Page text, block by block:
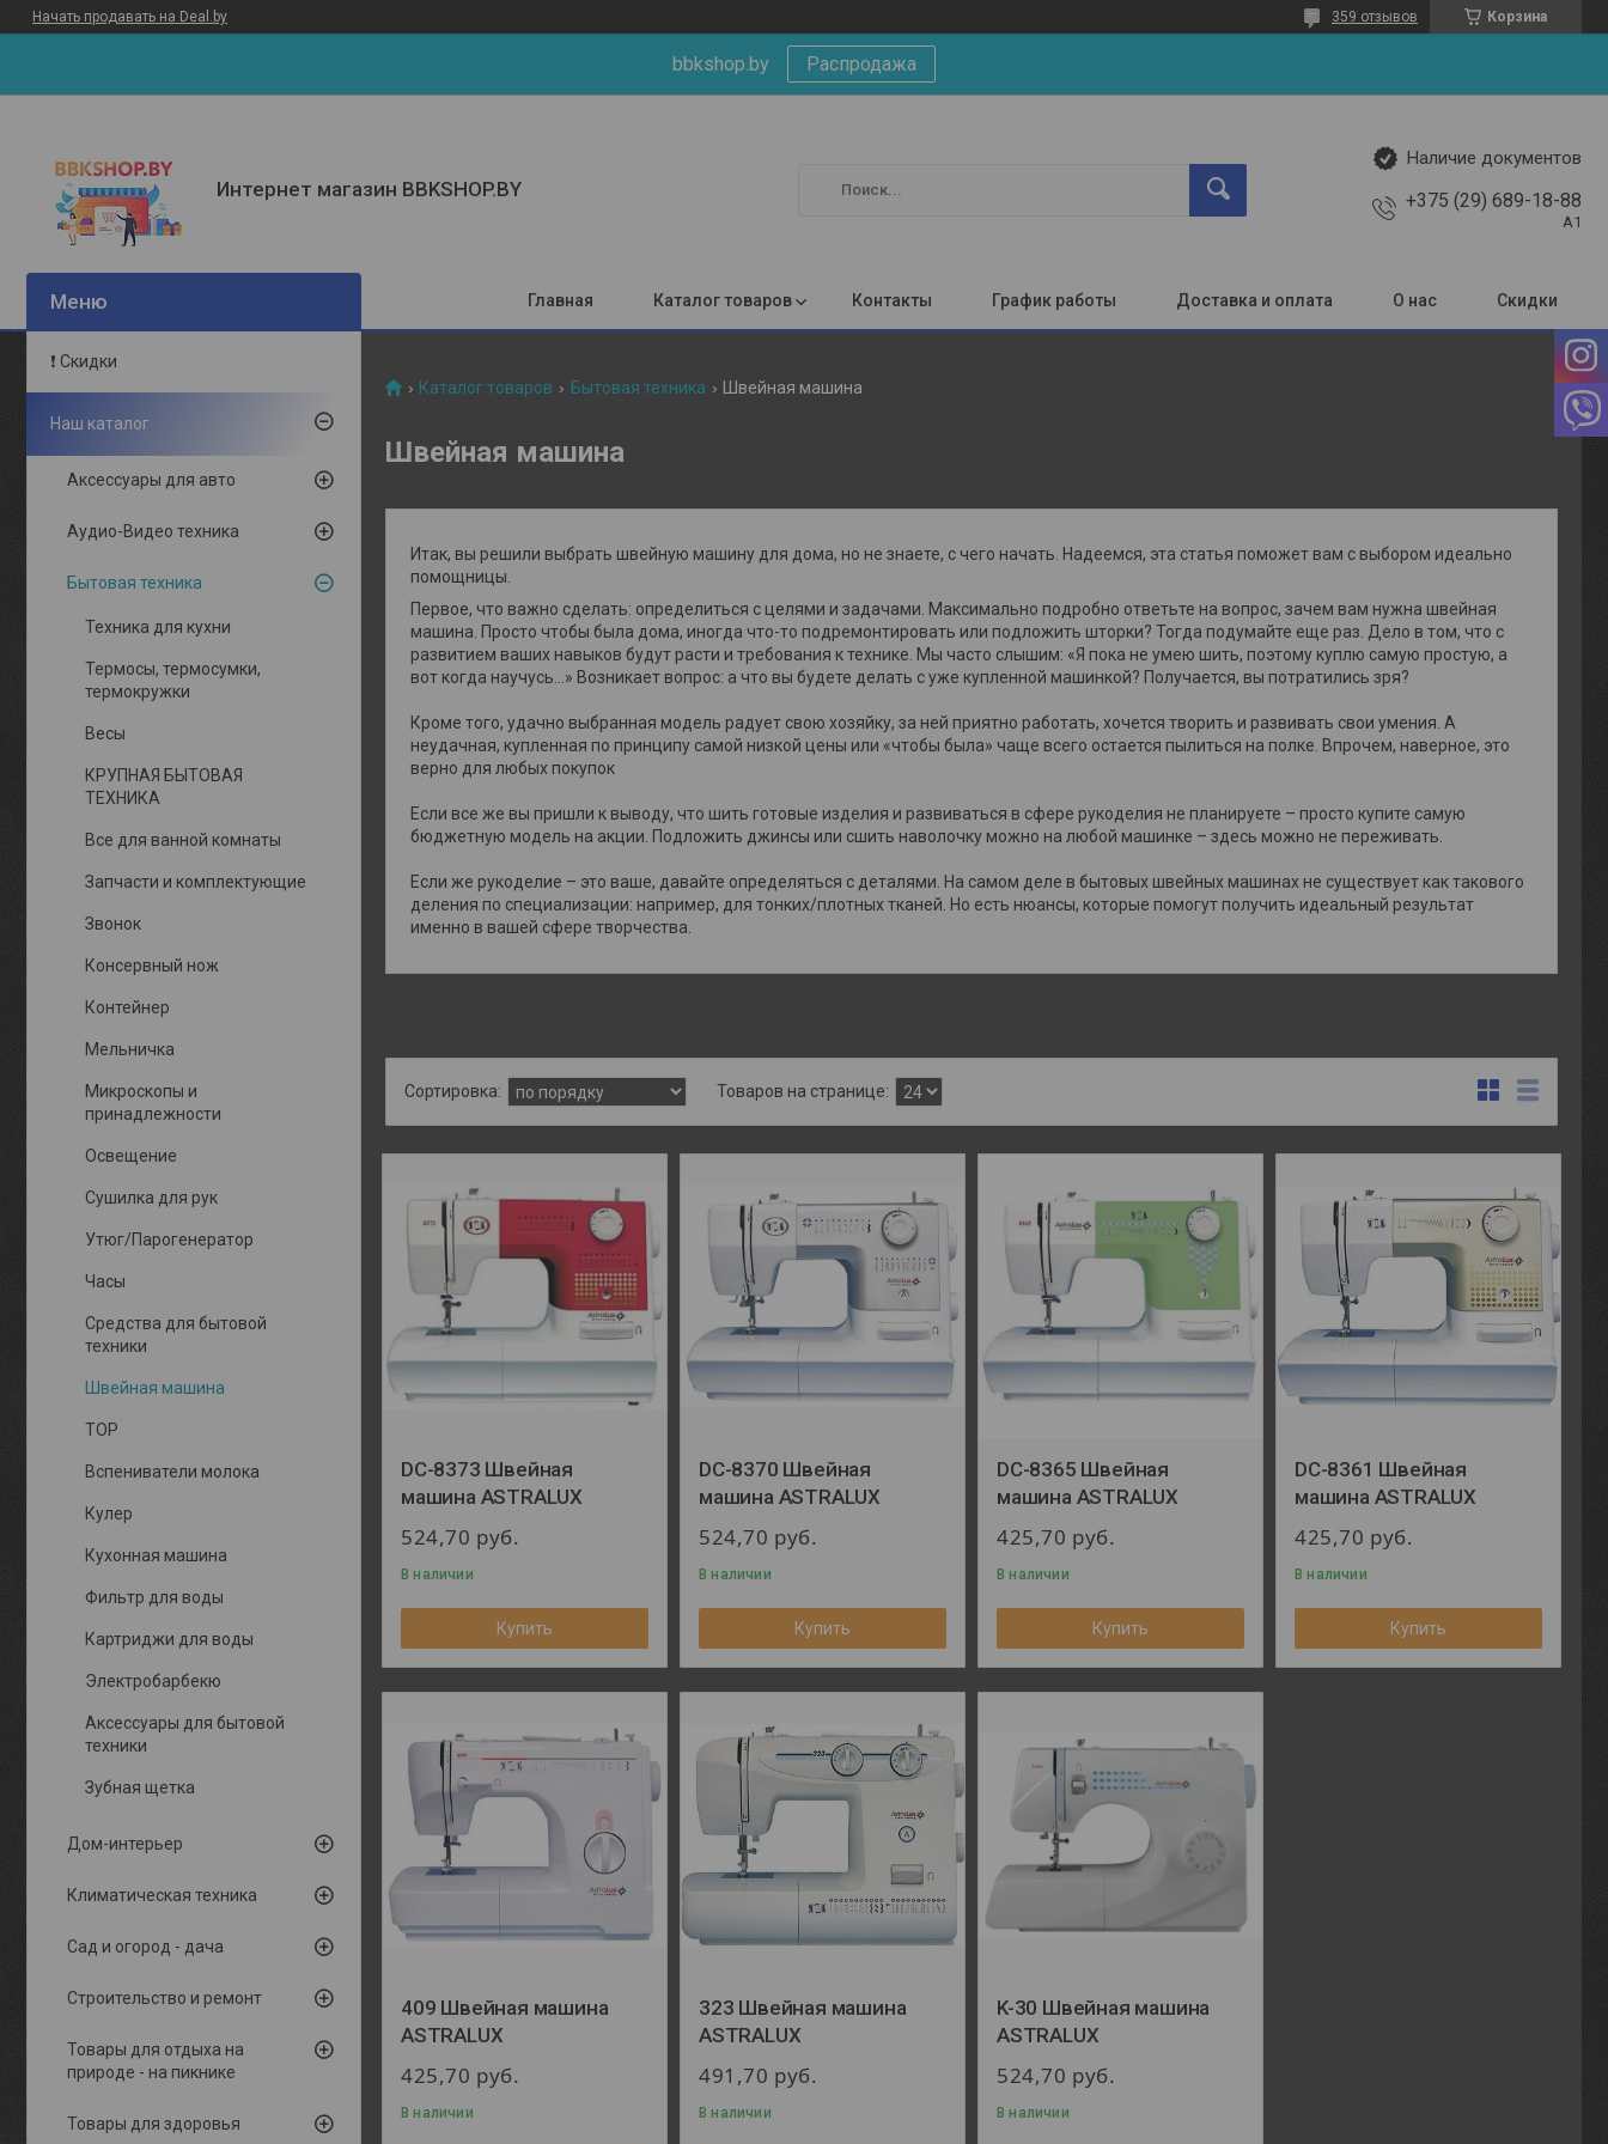
Начать продавать на Deal.by Корзина
359 отзывов
bbkshop.by Распродажа
Интернет магазин BBKSHOP.BY
Наличие документов
+375 (29) 689-18-88
A1
Главная Каталог товаров Контакты График работы Доставка и оплата О нас Скидки
Каталог товаров Бытовая техника Швейная машина
Швейная машина
Итак, вы решили выбрать швейную машину для дома, но не знаете, с чего начать. Надеемся, эта статья поможет вам с выбором идеально
помощницы.
Первое, что важно сделать: определиться с целями и задачами. Максимально подробно ответьте на вопрос, зачем вам нужна швейная
машина. Просто чтобы была дома, иногда что-то подремонтировать или подложить шторки? Тогда подумайте еще раз. Дело в том, что с
развитием ваших навыков будут расти и требования к технике. Мы часто слышим: «Я пока не умею шить, поэтому куплю самую простую, а
вот когда научусь…» Возникает вопрос: а что вы будете делать с уже купленной машинкой? Получается, вы потратились зря?
Кроме того, удачно выбранная модель радует свою хозяйку, за ней приятно работать, хочется творить и развивать свои умения. А
неудачная, купленная по принципу самой низкой цены или «чтобы была» чаще всего остается пылиться на полке. Впрочем, наверное, это
верно для любых покупок
Если все же вы пришли к выводу, что шить готовые изделия и развиваться в сфере рукоделия не планируете – просто купите самую
бюджетную модель на акции. Подложить джинсы или сшить наволочку можно на любой машинке – здесь можно не переживать.
Если же рукоделие – это ваше, давайте определяться с деталями. На самом деле в бытовых швейных машинах не существует как такового
деления по специализации: например, для тонких/плотных тканей. Но есть нюансы, которые помогут получить идеальный результат
именно в вашей сфере творчества.
DC-8373 Швейная
машина ASTRALUX
524,70 руб.
В наличии
Купить
DC-8370 Швейная
машина ASTRALUX
524,70 руб.
В наличии
Купить
DC-8365 Швейная
машина ASTRALUX
425,70 руб.
В наличии
Купить
DC-8361 Швейная
машина ASTRALUX
425,70 руб.
В наличии
Купить
409 Швейная машина
ASTRALUX
425,70 руб.
В наличии
323 Швейная машина
ASTRALUX
491,70 руб.
В наличии
K-30 Швейная машина
ASTRALUX
524,70 руб.
В наличии
❗ Скидки
Наш каталог
Аксессуары для авто
Аудио-Видео техника
Бытовая техника
Техника для кухни
Термосы, термосумки,
термокружки
Весы
КРУПНАЯ БЫТОВАЯ
ТЕХНИКА
Все для ванной комнаты
Запчасти и комплектующие
Звонок
Консервный нож
Контейнер
Мельничка
Микроскопы и
принадлежности
Освещение
Сушилка для рук
Утюг/Парогенератор
Часы
Средства для бытовой
техники
Швейная машина
TOP
Вспениватели молока
Кулер
Кухонная машина
Фильтр для воды
Картриджи для воды
Электробарбекю
Аксессуары для бытовой
техники
Зубная щетка
Дом-интерьер
Климатическая техника
Сад и огород - дача
Строительство и ремонт
Товары для отдыха на
природе - на пикнике
Товары для здоровья